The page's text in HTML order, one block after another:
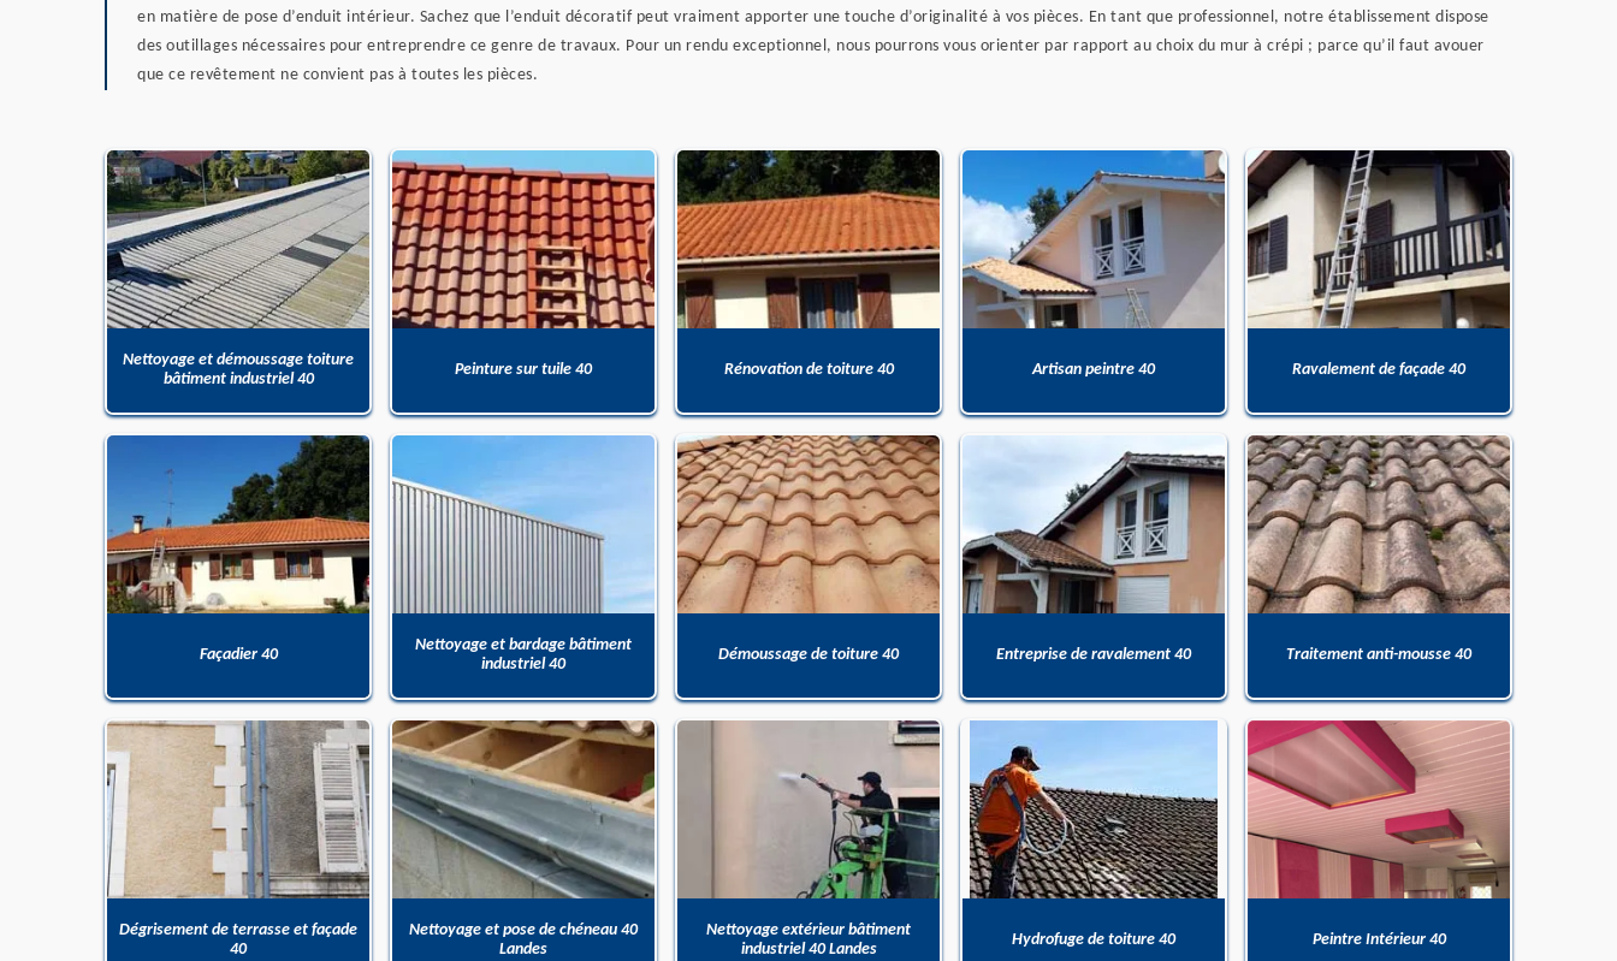
en matière de pose d’enduit intérieur. Sachez que l’enduit décoratif peut vraiment apporter une touche d’originalité à vos pièces. En tant que professionnel, notre établissement dispose
des outillages nécessaires pour entreprendre ce genre de travaux. Pour un rendu exceptionnel, nous pourrons vous orienter par rapport au choix du mur à crépi ; parce qu’il faut avouer
que ce revêtement ne convient pas à toutes les pièces.
Nettoyage et démoussage toiture
bâtiment industriel 40
Peinture sur tuile 40 Rénovation de toiture 40 Artisan peintre 40 Ravalement de façade 40
Façadier 40
Nettoyage et bardage bâtiment
industriel 40
Démoussage de toiture 40 Entreprise de ravalement 40 Traitement anti-mousse 40
Dégrisement de terrasse et façade
40
Nettoyage et pose de chéneau 40
Landes
Nettoyage extérieur bâtiment
industriel 40 Landes
Hydrofuge de toiture 40 Peintre Intérieur 40